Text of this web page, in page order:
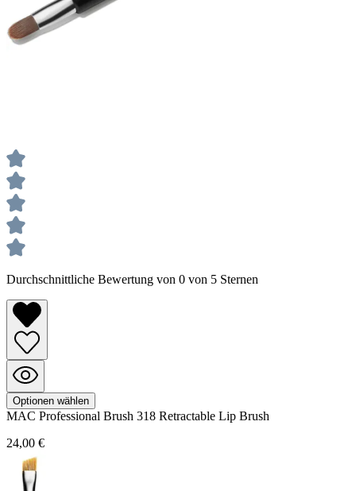
Durchschnittliche Bewertung von 0 von 5 Sternen
Optionen wählen
MAC Professional Brush 318 Retractable Lip Brush
24,00 €